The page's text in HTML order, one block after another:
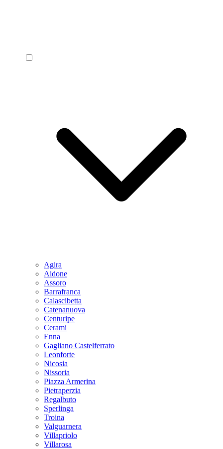
Agira
Aidone
Assoro
Barrafranca
Calascibetta
Catenanuova
Centuripe
Cerami
Enna
Gagliano Castelferrato
Leonforte
Nicosia
Nissoria
Piazza Armerina
Pietraperzia
Regalbuto
Sperlinga
Troina
Valguarnera
Villapriolo
Villarosa